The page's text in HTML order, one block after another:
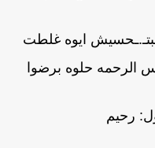
ايوه غلطت
حلوه برضوا
رحيم